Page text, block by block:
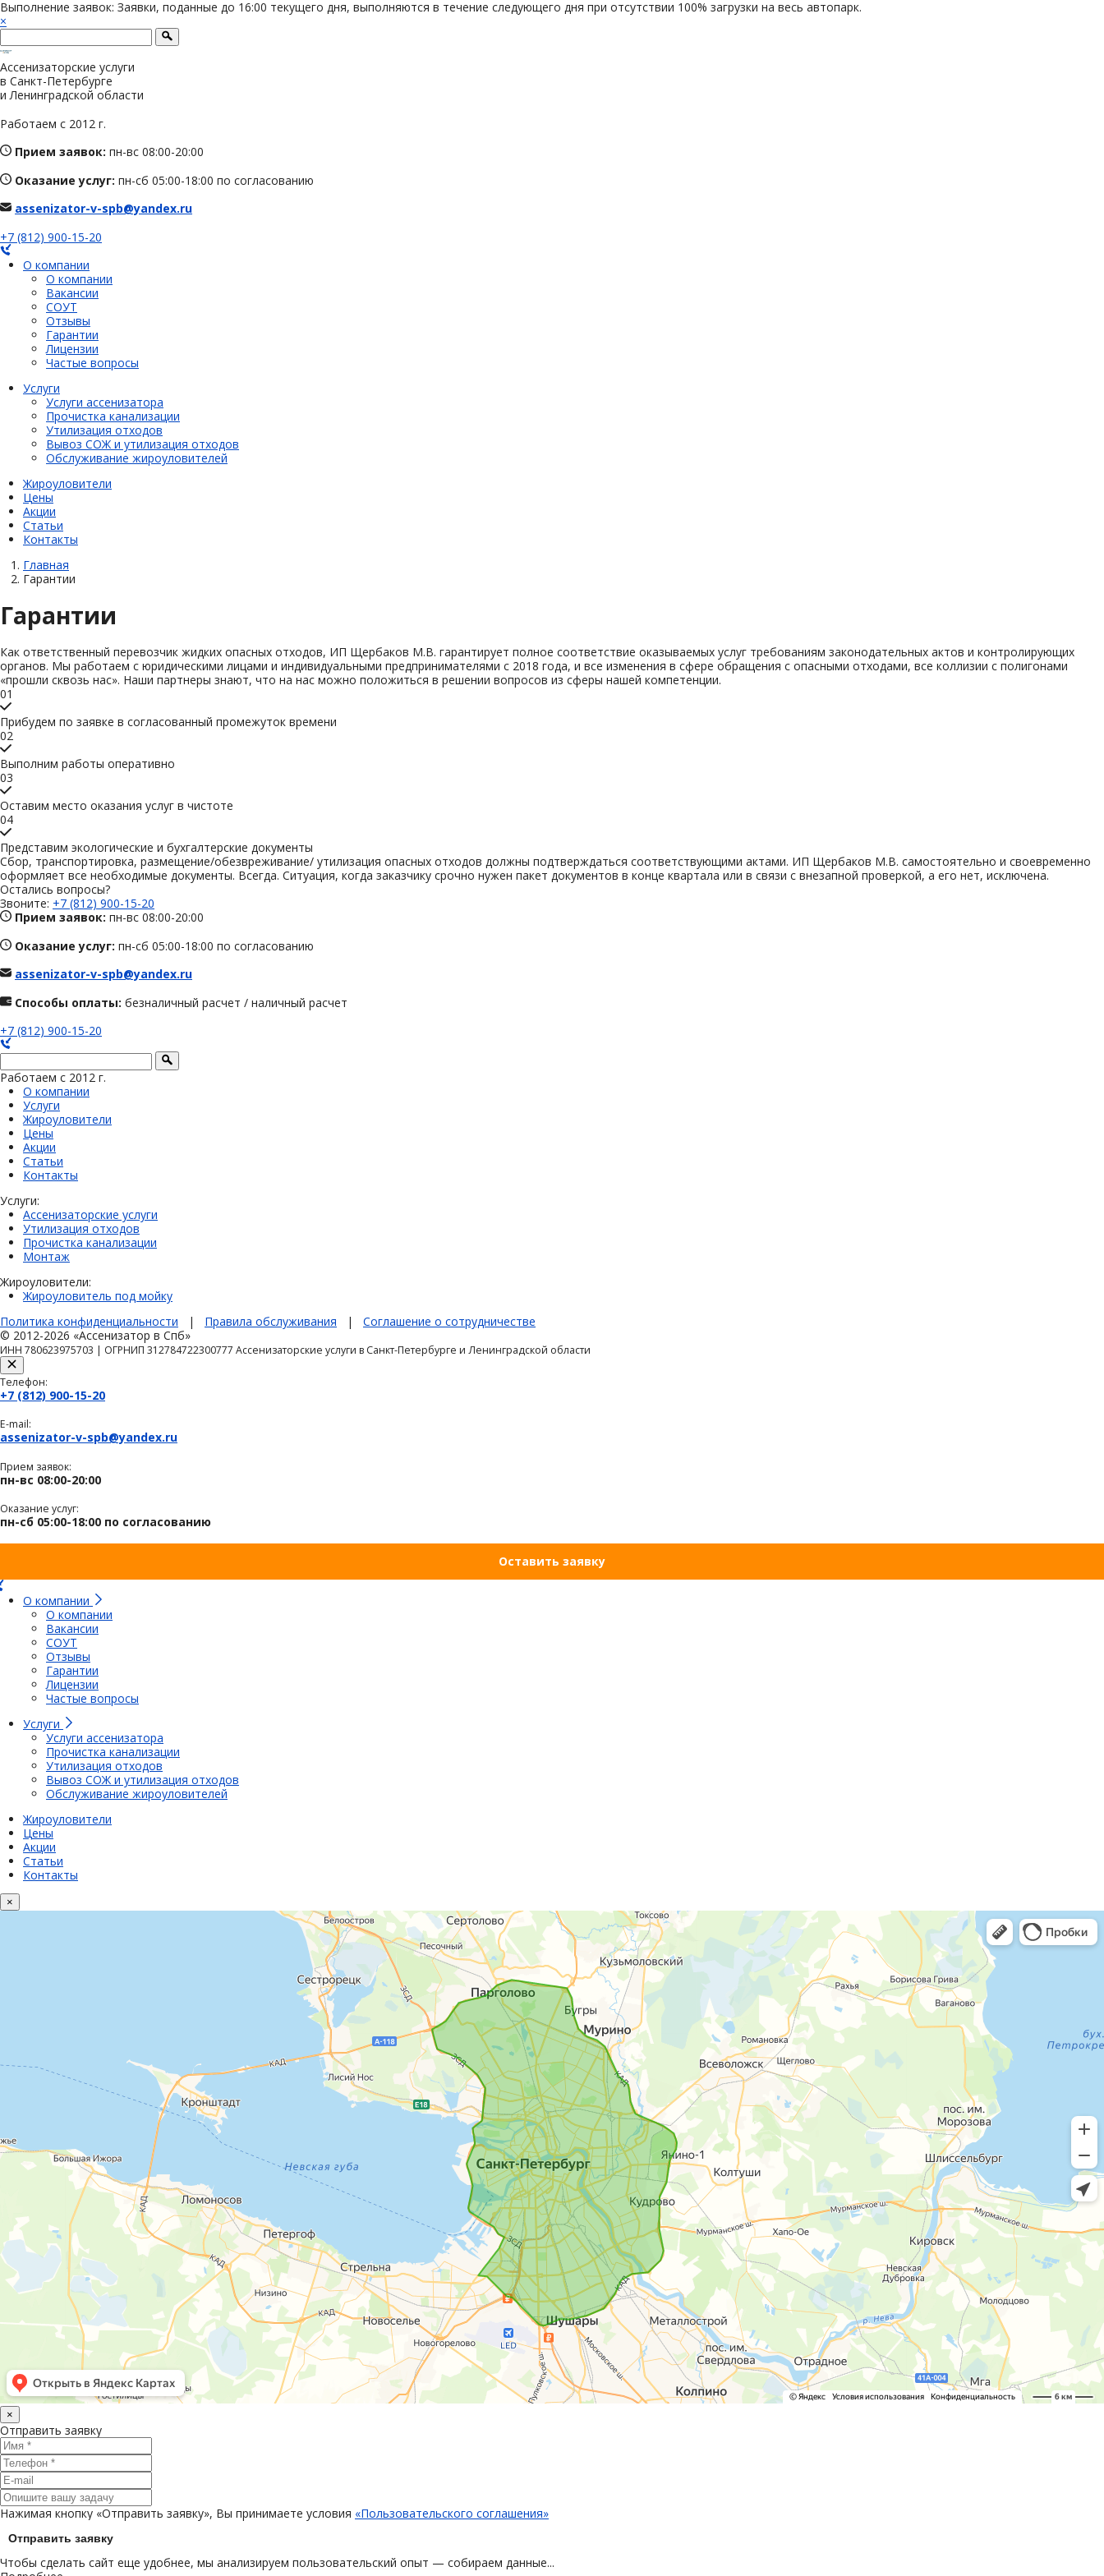
Выполнение заявок: Заявки, поданные до 16:00 текущего дня, выполняются в течение следующего дня при отсутствии 100% загрузки на весь автопарк.
×
Ассенизаторские услуги
в Санкт-Петербурге
и Ленинградской области
Работаем с 2012 г.
Прием заявок: пн-вс 08:00-20:00
Оказание услуг: пн-сб 05:00-18:00 по согласованию
assenizator-v-spb@yandex.ru
+7 (812) 900-15-20
О компании
О компании
Вакансии
СОУТ
Отзывы
Гарантии
Лицензии
Частые вопросы
Услуги
Услуги ассенизатора
Прочистка канализации
Утилизация отходов
Вывоз СОЖ и утилизация отходов
Обслуживание жироуловителей
Жироуловители
Цены
Акции
Статьи
Контакты
Главная
Гарантии
Гарантии
Как ответственный перевозчик жидких опасных отходов, ИП Щербаков М.В. гарантирует полное соответствие оказываемых услуг требованиям законодательных актов и контролирующих
органов. Мы работаем с юридическими лицами и индивидуальными предпринимателями с 2018 года, и все изменения в сфере обращения с опасными отходами, все коллизии с полигонами
«прошли сквозь нас». Наши партнеры знают, что на нас можно положиться в решении вопросов из сферы нашей компетенции.
01
Прибудем по заявке в согласованный промежуток времени
02
Выполним работы оперативно
03
Оставим место оказания услуг в чистоте
04
Представим экологические и бухгалтерские документы
Сбор, транспортировка, размещение/обезвреживание/ утилизация опасных отходов должны подтверждаться соответствующими актами. ИП Щербаков М.В. самостоятельно и своевременно
оформляет все необходимые документы. Всегда. Ситуация, когда заказчику срочно нужен пакет документов в конце квартала или в связи с внезапной проверкой, а его нет, исключена.
Остались вопросы?
Звоните: +7 (812) 900-15-20
Прием заявок: пн-вс 08:00-20:00
Оказание услуг: пн-сб 05:00-18:00 по согласованию
assenizator-v-spb@yandex.ru
Способы оплаты: безналичный расчет / наличный расчет
+7 (812) 900-15-20
Работаем с 2012 г.
О компании
Услуги
Жироуловители
Цены
Акции
Статьи
Контакты
Услуги:
Ассенизаторские услуги
Утилизация отходов
Прочистка канализации
Монтаж
Жироуловители:
Жироуловитель под мойку
Политика конфиденциальности | Правила обслуживания | Соглашение о сотрудничестве
© 2012-2026 «Ассенизатор в Спб»
ИНН 780623975703 | ОГРНИП 312784722300777 Ассенизаторские услуги в Санкт-Петербурге и Ленинградской области
Телефон:
+7 (812) 900-15-20
E-mail:
assenizator-v-spb@yandex.ru
Прием заявок:
пн-вс 08:00-20:00
Оказание услуг:
пн-сб 05:00-18:00 по согласованию
Оставить заявку
О компании
О компании
Вакансии
СОУТ
Отзывы
Гарантии
Лицензии
Частые вопросы
Услуги
Услуги ассенизатора
Прочистка канализации
Утилизация отходов
Вывоз СОЖ и утилизация отходов
Обслуживание жироуловителей
Жироуловители
Цены
Акции
Статьи
Контакты
×
×
Отправить заявку
Нажимая кнопку «Отправить заявку», Вы принимаете условия «Пользовательского соглашения»
Отправить заявку
Чтобы сделать сайт еще удобнее, мы анализируем пользовательский опыт — собираем данные...